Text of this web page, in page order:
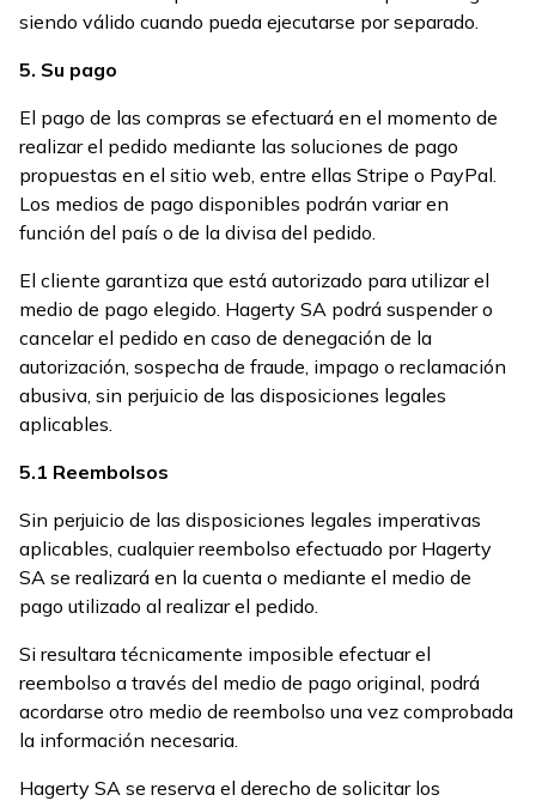
siendo válido cuando pueda ejecutarse por separado.
5. Su pago
El pago de las compras se efectuará en el momento de
realizar el pedido mediante las soluciones de pago
propuestas en el sitio web, entre ellas Stripe o PayPal.
Los medios de pago disponibles podrán variar en
función del país o de la divisa del pedido.
El cliente garantiza que está autorizado para utilizar el
medio de pago elegido. Hagerty SA podrá suspender o
cancelar el pedido en caso de denegación de la
autorización, sospecha de fraude, impago o reclamación
abusiva, sin perjuicio de las disposiciones legales
aplicables.
5.1 Reembolsos
Sin perjuicio de las disposiciones legales imperativas
aplicables, cualquier reembolso efectuado por Hagerty
SA se realizará en la cuenta o mediante el medio de
pago utilizado al realizar el pedido.
Si resultara técnicamente imposible efectuar el
reembolso a través del medio de pago original, podrá
acordarse otro medio de reembolso una vez comprobada
la información necesaria.
Hagerty SA se reserva el derecho de solicitar los